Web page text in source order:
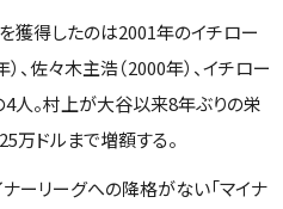
得したのは2001年のイチロー
、佐々木主浩（2000年）、イチロー
4人。村上が大谷以来8年ぶりの栄
万ドルまで増額する。
ーリーグへの降格がない「マイナ